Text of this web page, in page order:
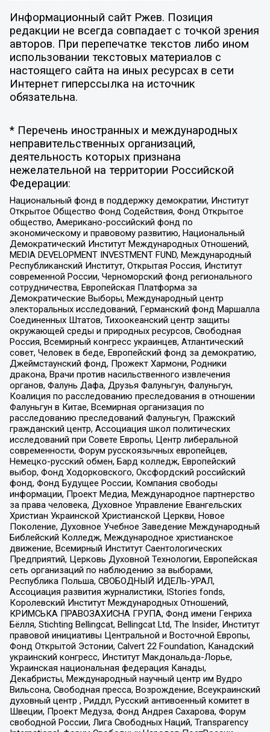
Информационный сайт Ржев. Позиция
редакции не всегда совпадает с точкой зрения
авторов. При перепечатке текстов либо ином
использовании текстовых материалов с
настоящего сайта на иных ресурсах в сети
Интернет гиперссылка на источник
обязательна.
* Перечень иностранных и международных
неправительственных организаций,
деятельность которых признана
нежелательной на территории Российской
Федерации:
Национальный фонд в поддержку демократии, Институт
Открытое Общество Фонд Содействия, Фонд Открытое
общество, Американо-российский фонд по
экономическому и правовому развитию, Национальный
Демократический Институт Международных Отношений,
MEDIA DEVELOPMENT INVESTMENT FUND, Международный
Республиканский Институт, Открытая Россия, Институт
современной России, Черноморский фонд регионального
сотрудничества, Европейская Платформа за
Демократические Выборы, Международный центр
электоральных исследований, Германский фонд Маршалла
Соединенных Штатов, Тихоокеанский центр защиты
окружающей среды и природных ресурсов, Свободная
Россия, Всемирный конгресс украинцев, Атлантический
совет, Человек в беде, Европейский фонд за демократию,
Джеймстаунский фонд, Прожект Хармони, Родники
дракона, Врачи против насильственного извлечения
органов, Фалунь Дафа, Друзья Фалуньгун, Фалуньгун,
Коалиция по расследованию преследования в отношении
Фалуньгун в Китае, Всемирная организация по
расследованию преследований Фалуньгун, Пражский
гражданский центр, Ассоциация школ политических
исследований при Совете Европы, Центр либеральной
современности, Форум русскоязычных европейцев,
Немецко-русский обмен, Бард колледж, Европейский
выбор, Фонд Ходорковского, Оксфордский российский
фонд, Фонд Будущее России, Компания свободы
информации, Проект Медиа, Международное партнерство
за права человека, Духовное Управление Евангельских
Христиан Украинской Христианской Церкви, Новое
Поколение, Духовное Учебное Заведение Международный
Библейский Колледж, Международное христианское
движение, Всемирный Институт Саентологических
Предприятий, Церковь Духовной Технологии, Европейская
сеть организаций по наблюдению за выборами,
Республика Польша, СВОБОДНЫЙ ИДЕЛЬ-УРАЛ,
Ассоциация развития журналистики, IStories fonds,
Королевский Институт Международных Отношений,
КРИМСЬКА ПРАВОЗАХИСНА ГРУПА, Фонд имени Генриха
Бёлля, Stichting Bellingcat, Bellingcat Ltd, The Insider, Институт
правовой инициативы Центральной и Восточной Европы,
Фонд Открытой Эстонии, Calvert 22 Foundation, Канадский
украинский конгресс, Институт Макдональда-Лорье,
Украинская национальная федерация Канады,
Декабристы, Международный научный центр им Вудро
Вильсона, Свободная пресса, Возрождение, Всеукраинский
духовный центр , Риддл, Русский антивоенный комитет в
Швеции, Проект Медуза, Фонд Андрея Сахарова, Форум
свободной России, Лига Свободных Наций, Transparеncy